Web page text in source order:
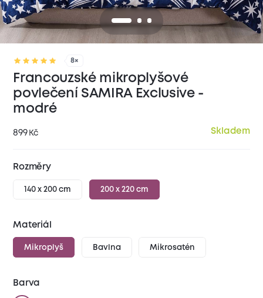
8×
Francouzské mikroplyšové
povlečení SAMIRA Exclusive -
modré
899 Kč Skladem
Rozměry
140 x 200 cm 200 x 220 cm
Materiál
Mikroplyš Bavlna Mikrosatén
Barva